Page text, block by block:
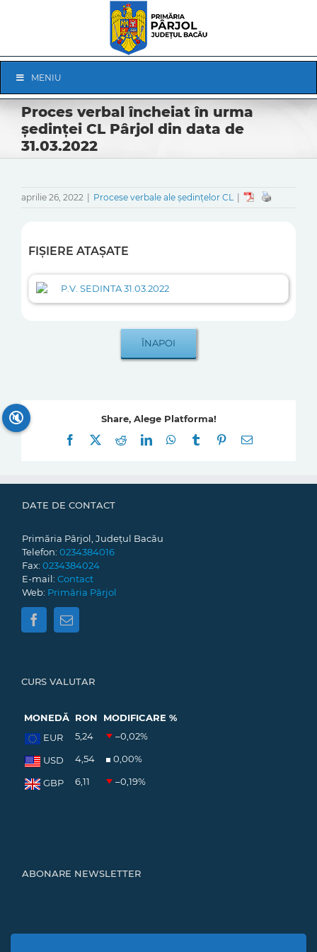
Navigation
MENIU
Proces verbal încheiat în urma
ședinței CL Pârjol din data de
31.03.2022
aprilie 26, 2022 Procese verbale ale ședințelor CL
FIȘIERE ATAȘATE
P.V. SEDINTA 31.03.2022
Share, Alege Platforma!
Facebook
RedditLinkedInWhatsApp
Tumblr Pinterest
E-
DATE DE CONTACT
Primăria Pârjol, Județul Bacău
Telefon: 0234384016
Fax: 0234384024
E-mail: Contact
Web: Primăria Pârjol
CURS VALUTAR
MONEDĂ RON
MODIFICARE %
EUR
5,24 –0,02%
USD 4,54 0,00%
GBP 6,11 –0,19%
ABONARE NEWSLETTER
🔇